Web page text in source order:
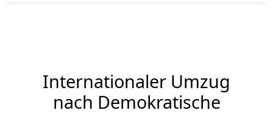
Internationaler Umzug
nach Demokratische